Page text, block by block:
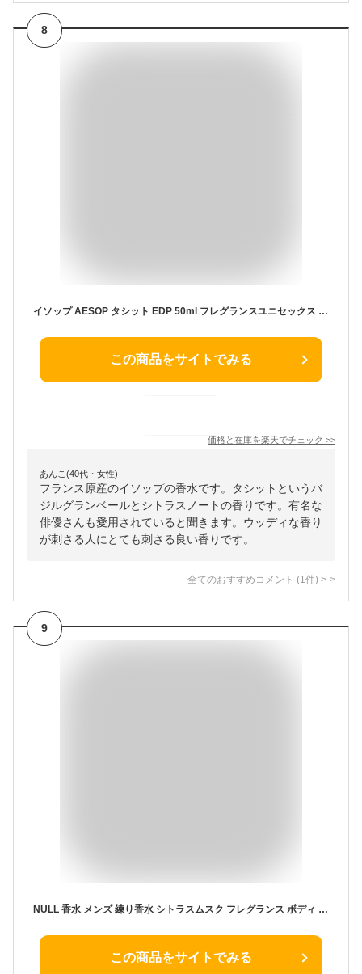
8
イソップ AESOP タシット EDP 50ml フレグランスユニセックス 香水 [579598/006568]
この商品をサイトでみる
価格と在庫を楽天でチェック >>
あんこ(40代・女性)
フランス原産のイソップの香水です。タシットというバ
ジルグランベールとシトラスノートの香りです。有名な
俳優さんも愛用されていると聞きます。ウッディな香り
が刺さる人にとても刺さる良い香りです。
全てのおすすめコメント (1 件) >
9
NULL 香水 メンズ 練り香水 シトラスムスク フレグランス ボディ ハンド バーム 30g (セット, 3種)
この商品をサイトでみる